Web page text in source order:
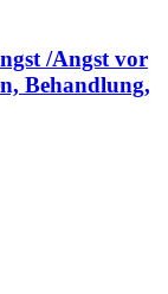
/Angst vor
Behandlung,